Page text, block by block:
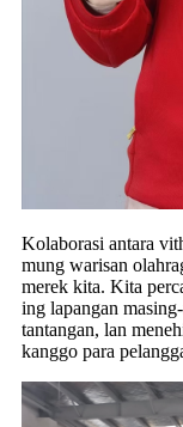
Kolaborasi antara
mung warisan
merek kita. Kita
ing lapangan
tantangan, lan
kanggo para